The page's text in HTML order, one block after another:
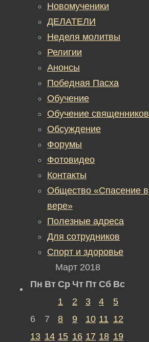
Новомученики
ДЕЛАТЕЛИ
Неделя молитвы
Религии
Анонсы
Победная Пасха
Обучение
Обучение священников
Обсуждение
Форумы
Фотовидео
Контакты
Общество «Спасение в
вере»
Полезные адреса
Для сотрудников
Спорт и здоровье
Март 2018
Пн Вт Ср Чт Пт Сб Вс
1
2 3 4
5
6
7 8 9 10 11 12
13 14 15 16 17 18 19